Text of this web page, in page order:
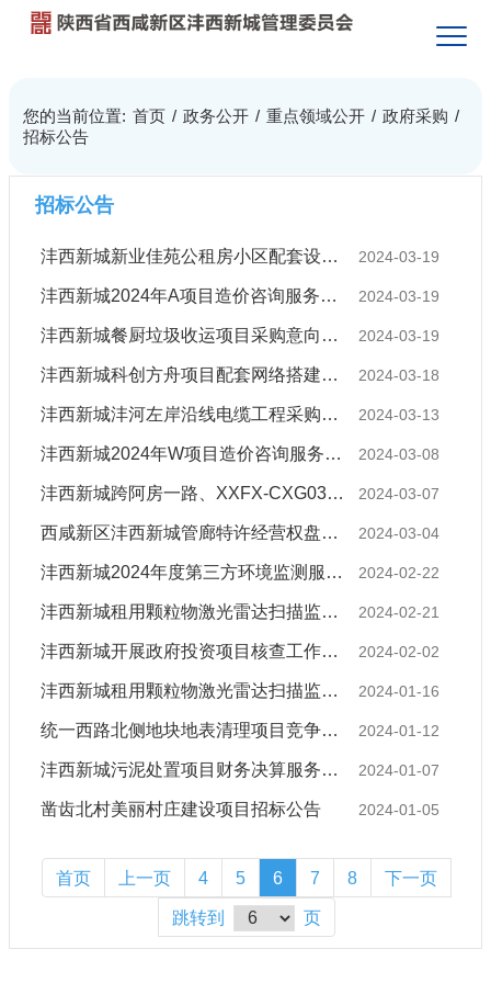
您的当前位置: 首页 / 政务公开 / 重点领域公开 / 政府采购 /
招标公告
招标公告
2024-03-19
沣西新城新业佳苑公租房小区配套设施提升改造项目采购意向公示
2024-03-19
沣西新城2024年A项目造价咨询服务采购项目竞争性磋商公告
2024-03-19
沣西新城餐厨垃圾收运项目采购意向公示
2024-03-18
沣西新城科创方舟项目配套网络搭建采购意向公示
2024-03-13
沣西新城沣河左岸沿线电缆工程采购意向公示
2024-03-08
沣西新城2024年W项目造价咨询服务采购竞争性磋商公告
2024-03-07
沣西新城跨阿房一路、XXFX-CXG03-288地块架空线迁改项目竞争性磋商公告
2024-03-04
西咸新区沣西新城管廊特许经营权盘活项目(一期)竞争性谈判公告
2024-02-22
沣西新城2024年度第三方环境监测服务项目竞争性磋商公告
2024-02-21
沣西新城租用颗粒物激光雷达扫描监测服务项目竞争性磋商公告
2024-02-02
沣西新城开展政府投资项目核查工作服务采购竞争性磋商公告
2024-01-16
沣西新城租用颗粒物激光雷达扫描监测服务项目采购意向公示
2024-01-12
统一西路北侧地块地表清理项目竞争性磋商公告
2024-01-07
沣西新城污泥处置项目财务决算服务采购竞争性磋商公告
2024-01-05
凿齿北村美丽村庄建设项目招标公告
首页 上一页 4 5 6 7 8 下一页
跳转到 页